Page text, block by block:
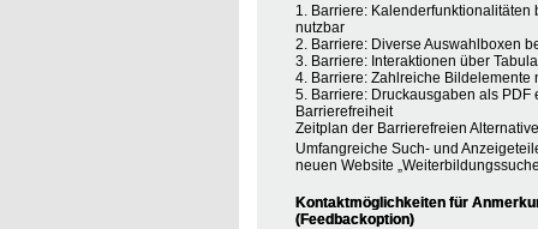
1. Barriere:
nutzbar
2. Barriere: Diverse Auswahlboxen
3. Barriere: Interaktionen über
4. Barriere: Zahlreiche
5. Barriere: Druckausgaben als
Barrierefreiheit
Zeitplan der Barrierefreien
Umfangreiche Such- und
neuen Website
Kontaktmöglichkeiten für
(Feedbackoption)